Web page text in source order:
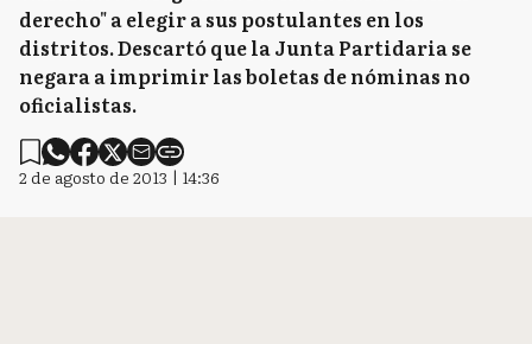
derecho" a elegir a sus postulantes en los
distritos. Descartó que la Junta Partidaria se
negara a imprimir las boletas de nóminas no
oficialistas.
2 de agosto de 2013 | 14:36